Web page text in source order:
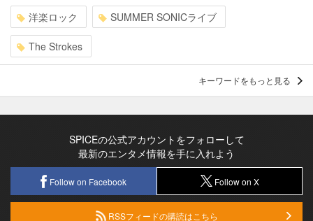
洋楽ロック SUMMER SONICライブ
The Strokes
キーワードをもっと見る
SPICEの公式アカウントをフォローして
最新のエンタメ情報を手に入れよう
Follow on Facebook Follow on X
RSSフィードの購読はこちら